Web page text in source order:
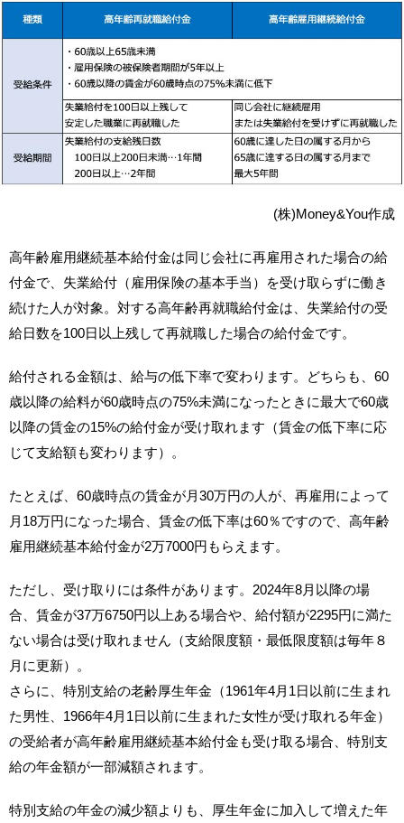
(株)Money&You作成
高年齢雇用継続基本給付金は同じ会社に再雇用された場合の給
付金で、失業給付（雇用保険の基本手当）を受け取らずに働き
続けた人が対象。対する高年齢再就職給付金は、失業給付の受
給日数を100日以上残して再就職した場合の給付金です。
給付される金額は、給与の低下率で変わります。どちらも、60
歳以降の給料が60歳時点の75%未満になったときに最大で60歳
以降の賃金の15%の給付金が受け取れます（賃金の低下率に応
じて支給額も変わります）。
たとえば、60歳時点の賃金が月30万円の人が、再雇用によって
月18万円になった場合、賃金の低下率は60％ですので、高年齢
雇用継続基本給付金が2万7000円もらえます。
ただし、受け取りには条件があります。2024年8月以降の場
合、賃金が37万6750円以上ある場合や、給付額が2295円に満た
ない場合は受け取れません（支給限度額・最低限度額は毎年８
月に更新）。
さらに、特別支給の老齢厚生年金（1961年4月1日以前に生まれ
た男性、1966年4月1日以前に生まれた女性が受け取れる年金）
の受給者が高年齢雇用継続基本給付金も受け取る場合、特別支
給の年金額が一部減額されます。
特別支給の年金の減少額よりも、厚生年金に加入して増えた年